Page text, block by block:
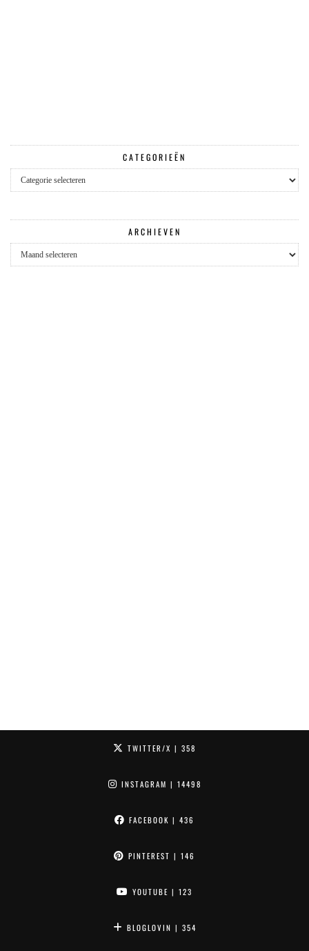
CATEGORIEËN
Categorieën
ARCHIEVEN
Archieven
TWITTER/X | 358
INSTAGRAM | 14498
FACEBOOK | 436
PINTEREST | 146
YOUTUBE | 123
BLOGLOVIN | 354